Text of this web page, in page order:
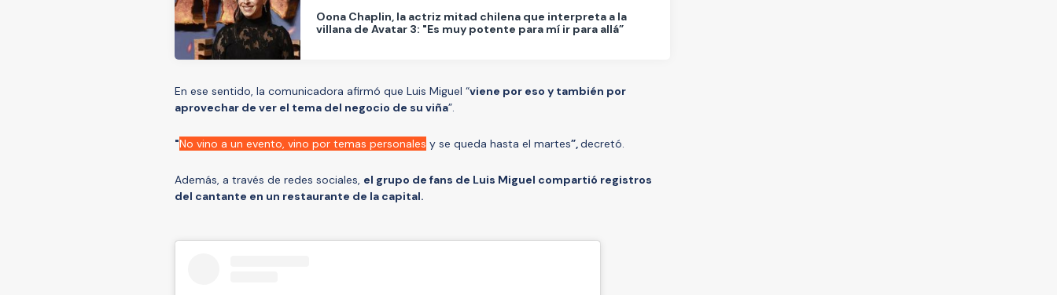
Oona Chaplin, la actriz mitad chilena que interpreta a la
villana de Avatar 3: "Es muy potente para mí ir para allá”
En ese sentido, la comunicadora afirmó que Luis Miguel “viene por eso y también por
aprovechar de ver el tema del negocio de su viña”.
"No vino a un evento, vino por temas personales y se queda hasta el martes”,decretó.
Además, a través de redes sociales, el grupo de fans de Luis Miguel compartió registros
del cantante en un restaurante de la capital.